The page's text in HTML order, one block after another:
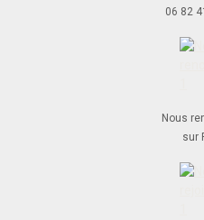
06 82
Nous
sur